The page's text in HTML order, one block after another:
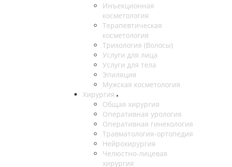
Инъекционная
косметология
Терапевтическая
косметология
Трихология (Волосы)
Услуги для лица
Услуги для тела
Эпиляция
Мужская косметология
Хирургия
Общая хирургия
Оперативная урология
Оперативная гинекология
Травматология-ортопедия
Нейрохирургия
Челюстно-лицевая
хирургия